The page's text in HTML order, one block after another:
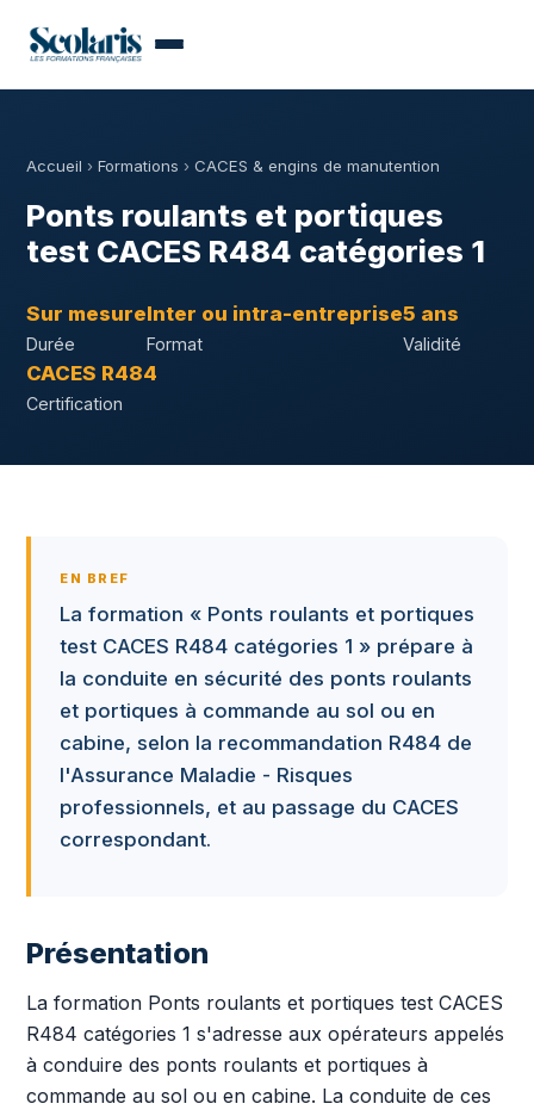
Accueil › Formations › CACES & engins de manutention
Ponts roulants et portiques
test CACES R484 catégories 1
Sur mesure
Durée
Inter ou intra-entreprise
Format
5 ans
Validité
CACES R484
Certification
EN BREF
La formation « Ponts roulants et portiques
test CACES R484 catégories 1 » prépare à
la conduite en sécurité des ponts roulants
et portiques à commande au sol ou en
cabine, selon la recommandation R484 de
l'Assurance Maladie - Risques
professionnels, et au passage du CACES
correspondant.
Présentation
La formation Ponts roulants et portiques test CACES
R484 catégories 1 s'adresse aux opérateurs appelés
à conduire des ponts roulants et portiques à
commande au sol ou en cabine. La conduite de ces